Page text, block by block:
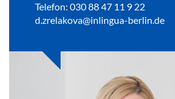
Telefon: 030 88 47 11 9 22
d.zrelakova@inlingua-berlin.de